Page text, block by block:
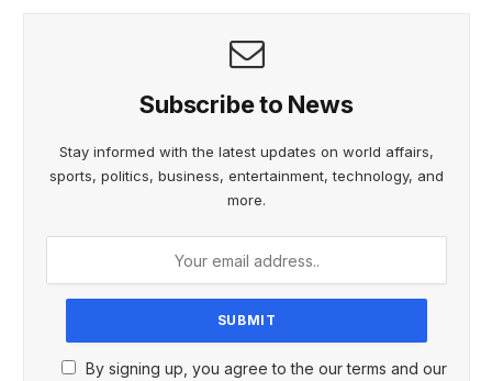
Subscribe to News
Stay informed with the latest updates on world affairs,
sports, politics, business, entertainment, technology, and
more.
By signing up, you agree to the our terms and our